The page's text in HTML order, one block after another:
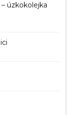
úzkokolejka